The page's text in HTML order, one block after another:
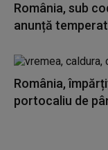
România, sub
anunță
România,
portocaliu de